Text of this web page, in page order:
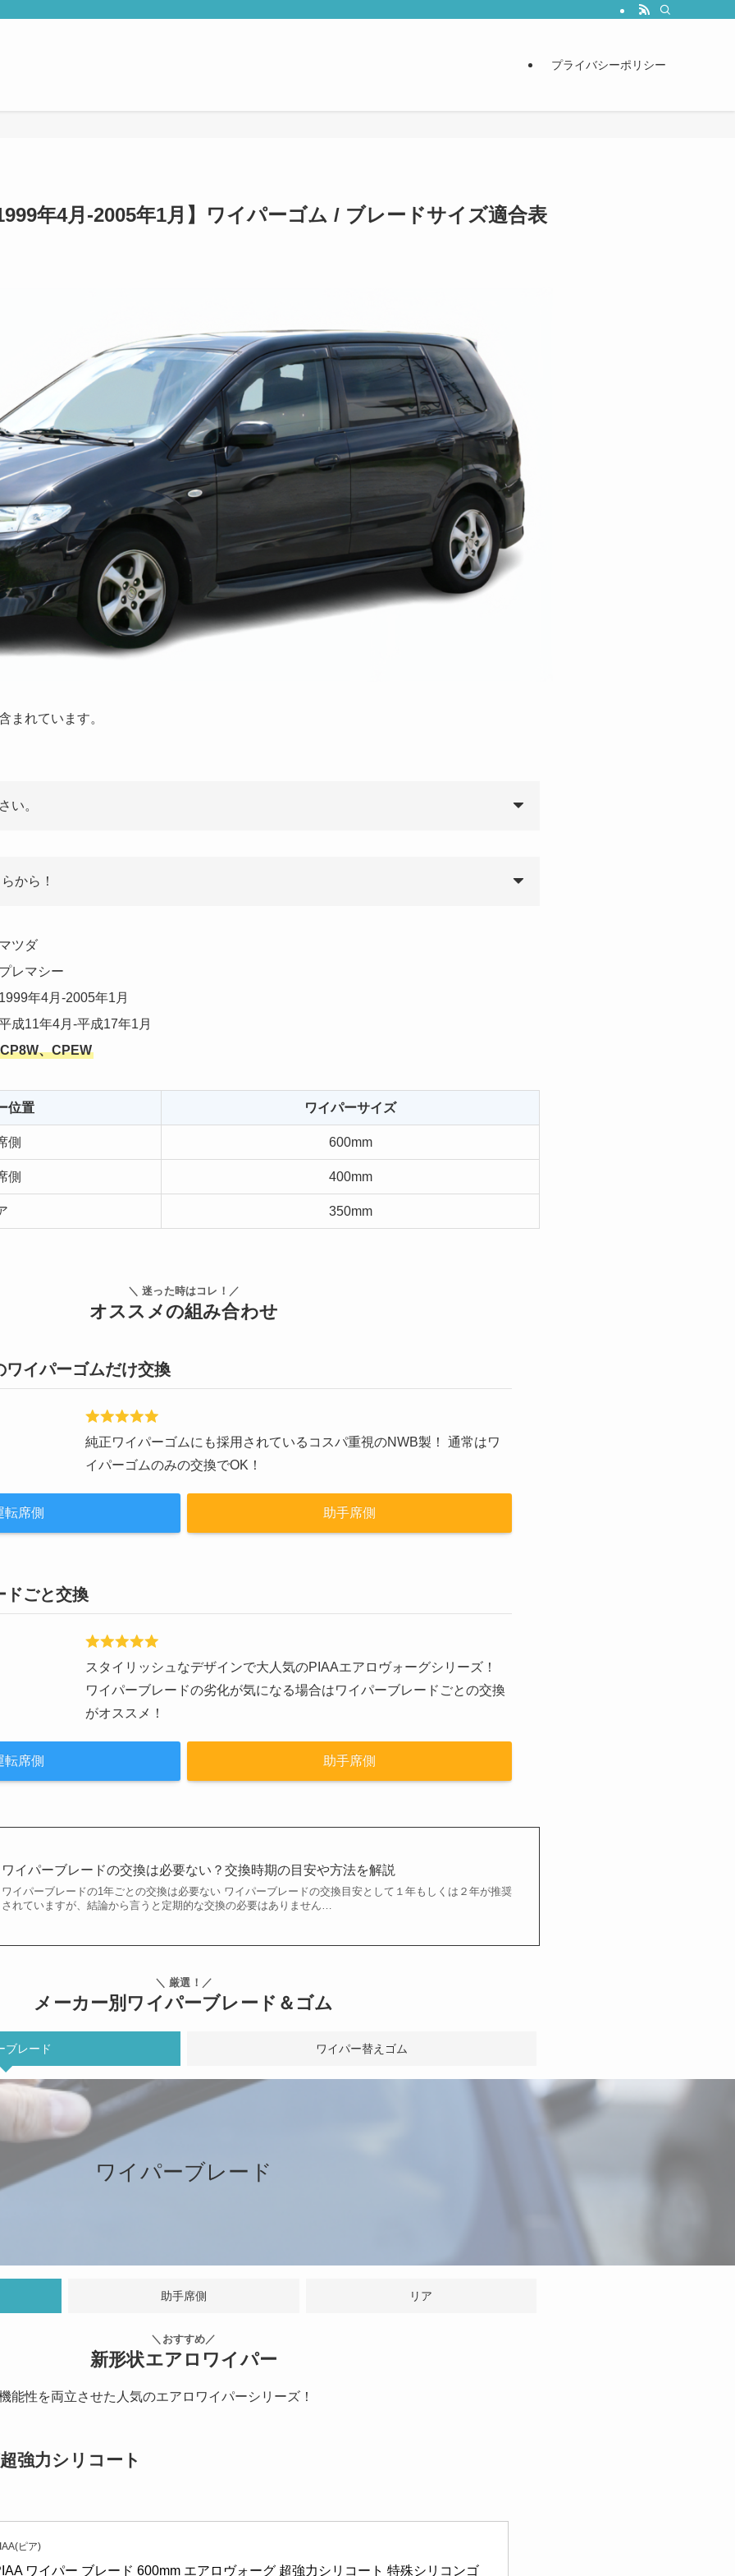
プライバシーポリシー
年4月-2005年1月】ワイパーゴム / ブレードサイズ適合表
まれています。
い。
から！
ツダ
レマシー
年4月-2005年1月
成11年4月-平成17年1月
CP8W、CPEW
位置 ワイパーサイズ
側 600mm
側 400mm
350mm
＼ 迷った時はコレ！／
オススメの組み合わせ
ワイパーゴムだけ交換
純正ワイパーゴムにも採用されているコスパ重視のNWB製！ 通常はワ
イパーゴムのみの交換でOK！
転席側 助手席側
ドごと交換
スタイリッシュなデザインで大人気のPIAAエアロヴォーグシリーズ！
ワイパーブレードの劣化が気になる場合はワイパーブレードごとの交換
がオススメ！
転席側 助手席側
ワイパーブレードの交換は必要ない？交換時期の目安や方法を解説
ワイパーブレードの1年ごとの交換は必要ない ワイパーブレードの交換目安として１年もしくは２年が推奨
されていますが、結論から言うと定期的な交換の必要はありません…
＼ 厳選！／
メーカー別ワイパーブレード＆ゴム
ブレード ワイパー替えゴム
ワイパーブレード
助手席側 リア
＼おすすめ／
新形状エアロワイパー
能性を両立させた人気のエアロワイパーシリーズ！
強力シリコート
ピア)
ワイパー ブレード 600mm エアロヴォーグ 超強力シリコート 特殊シリコンゴ